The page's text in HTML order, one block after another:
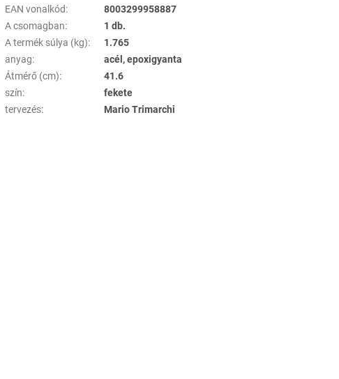
EAN vonalkód:
8003299958887
A csomagban:
1 db.
A termék súlya (kg):
1.765
anyag:
acél, epoxigyanta
Átmérő (cm):
41.6
szín:
fekete
tervezés: Mario Trimarchi